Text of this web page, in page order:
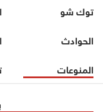
توك شو
الحوادث
المنوعات